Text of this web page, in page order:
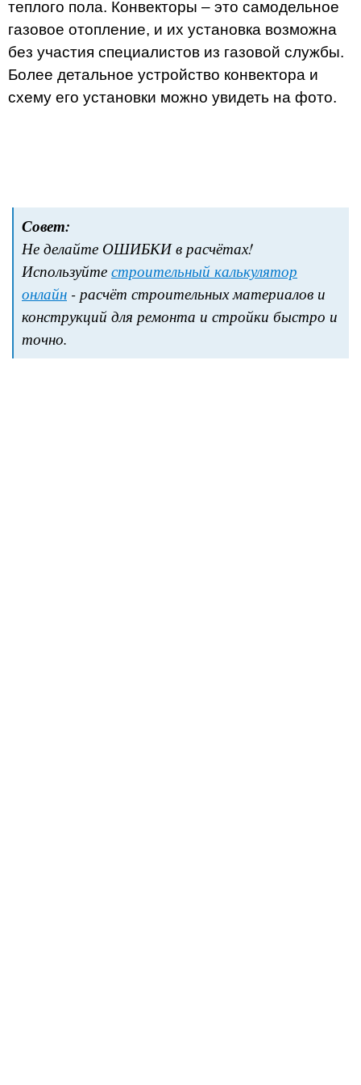
теплого пола. Конвекторы – это самодельное
газовое отопление, и их установка возможна
без участия специалистов из газовой службы.
Более детальное устройство конвектора и
схему его установки можно увидеть на фото.
Совет:
Не делайте ОШИБКИ в расчётах!
Используйте строительный калькулятор
онлайн - расчёт строительных материалов и
конструкций для ремонта и стройки быстро и
точно.